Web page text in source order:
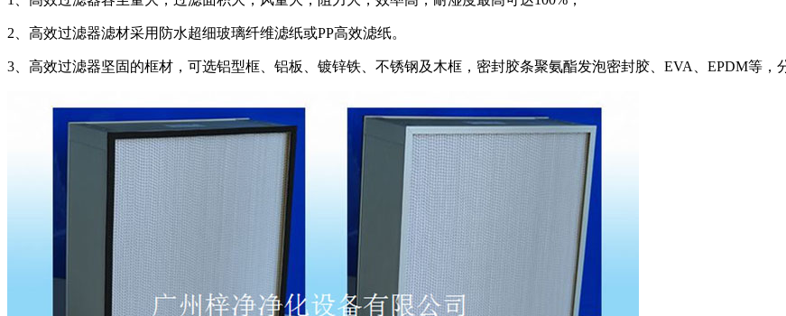
2、高效过滤器滤材采用防水超细玻璃纤维滤纸或PP高效滤纸。
3、高效过滤器坚固的框材，可选铝型框、铝板、镀锌铁、不锈钢及木框，密封胶条聚氨酯发泡密封胶、EVA、EPDM等